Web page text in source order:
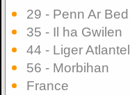
29 - Penn Ar Bed
35 - Il ha Gwilen
44 - Liger Atlantel
56 - Morbihan
France